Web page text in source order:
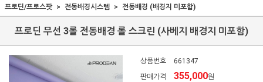
프로딘/프로스팟 전동배경시스템 전동배경 (배경지 미포함)
프로딘 무선 3롤 전동배경 롤 스크린 (사베지 배경지 미포함)
상품번호
661347
판매가격
355,000원